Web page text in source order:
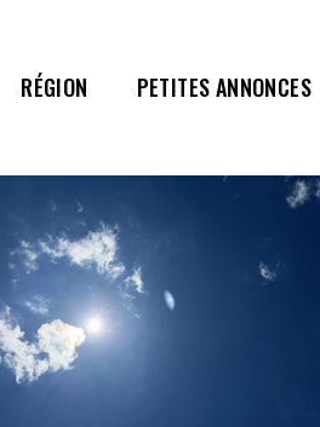
RÉGION PETITES ANNONCES